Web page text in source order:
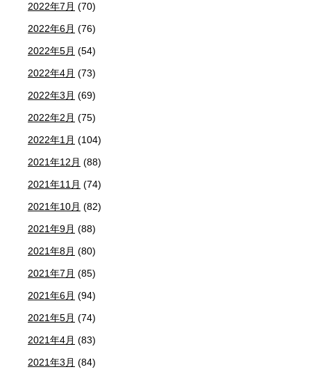
2022年7月 (70)
2022年6月 (76)
2022年5月 (54)
2022年4月 (73)
2022年3月 (69)
2022年2月 (75)
2022年1月 (104)
2021年12月 (88)
2021年11月 (74)
2021年10月 (82)
2021年9月 (88)
2021年8月 (80)
2021年7月 (85)
2021年6月 (94)
2021年5月 (74)
2021年4月 (83)
2021年3月 (84)